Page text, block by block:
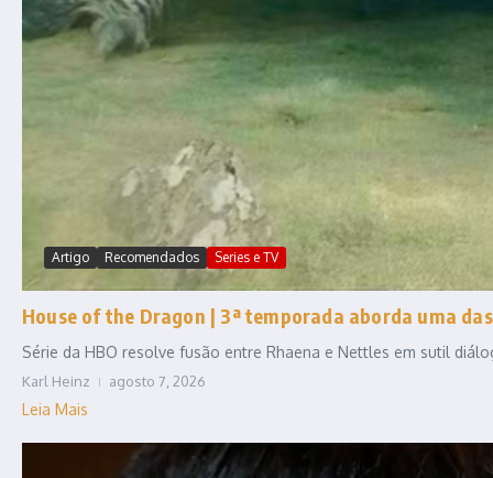
Artigo Recomendados Series e TV
House of the Dragon | 3ª temporada aborda uma
Série da HBO resolve fusão entre Rhaena e Nettles em sutil
Karl Heinz agosto 7, 2026
Leia Mais